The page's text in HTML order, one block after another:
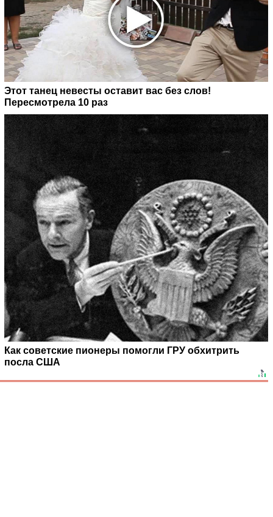
Этот танец невесты оставит вас без слов!
Пересмотрела 10 раз
Как советские пионеры помогли ГРУ обхитрить
посла США